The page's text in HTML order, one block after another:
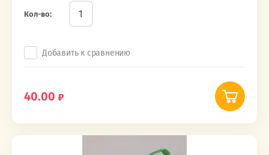
Кол-во:
Добавить к сравнению
40.00